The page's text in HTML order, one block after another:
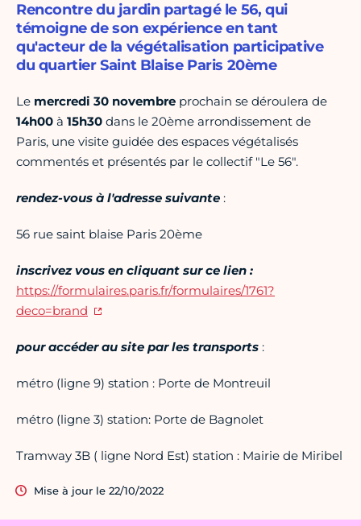
Rencontre du jardin partagé le 56, qui
témoigne de son expérience en tant
qu'acteur de la végétalisation participative
du quartier Saint Blaise Paris 20ème
Le mercredi 30 novembre prochain se déroulera de
14h00 à 15h30 dans le 20ème arrondissement de
Paris, une visite guidée des espaces végétalisés
commentés et présentés par le collectif "Le 56".
rendez-vous à l'adresse suivante :
56 rue saint blaise Paris 20ème
inscrivez vous en cliquant sur ce lien :
https://formulaires.paris.fr/formulaires/1761?
deco=brand
pour accéder au site par les transports :
métro (ligne 9) station : Porte de Montreuil
métro (ligne 3) station: Porte de Bagnolet
Tramway 3B ( ligne Nord Est) station : Mairie de Miribel
Mise à jour le 22/10/2022